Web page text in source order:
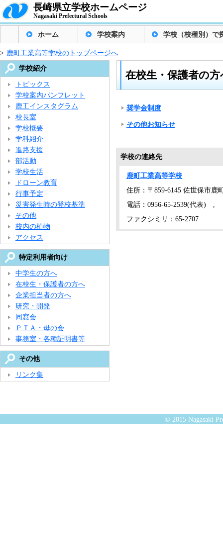
長崎県立学校ホームページ
Nagasaki Prefectural Schools
ホーム 学校案内 学校（校種別）で
> 鹿町工業高等学校のトップページへ
在校生・保護者の方
奨学金制度
その他お知らせ
学校の連絡先
鹿町工業高等学校
住所：〒859-6145 佐世保市鹿
電話：0956-65-2539(代表) ,
ファクシミリ：65-2707
学校紹介
トピックス
学校案内パンフレット
鹿工インスタグラム
校長室
学校概要
学科紹介
進路支援
部活動
学校生活
ドローン教育
行事予定
災害発生時の登校基準
その他
校内の植物
アクセス
特定利用者向け
中学生の方へ
在校生・保護者の方へ
企業担当者の方へ
研究・開発
同窓会
ＰＴＡ・母の会
事務室・各種証明書等
その他
リンク集
© 2015 Nagasaki